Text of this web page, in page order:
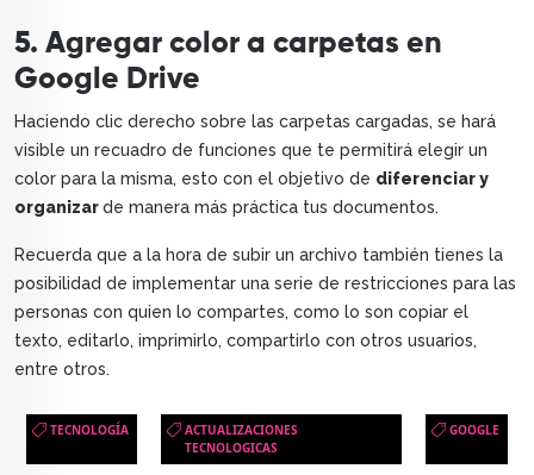
5. Agregar color a carpetas en
Google Drive
Haciendo clic derecho sobre las carpetas cargadas, se hará
visible un recuadro de funciones que te permitirá elegir un
color para la misma, esto con el objetivo de diferenciar y
organizarde manera más práctica tus documentos.
Recuerda que a la hora de subir un archivo también tienes la
posibilidad de implementar una serie de restricciones para las
personas con quien lo compartes, como lo son copiar el
texto, editarlo, imprimirlo, compartirlo con otros usuarios,
entre otros.
TECNOLOGÍA
ACTUALIZACIONES
TECNOLOGICAS
GOOGLE